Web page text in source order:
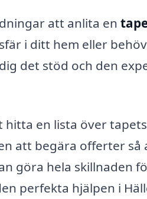
att anlita en
i ditt hem eller
det stöd och den
hitta en lista över
att begära offerter
göra hela skillnaden
perfekta hjälpen i